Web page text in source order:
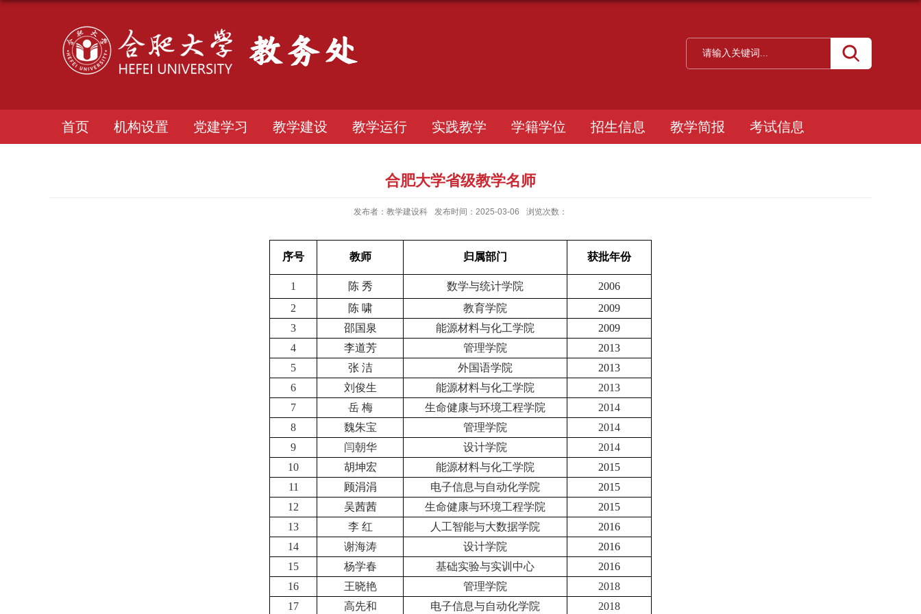
首页 机构设置 党建学习 教学建设 教学运行 实践教学 学籍学位 招生信息 教学简报 考试信息
合肥大学省级教学名师
发布者：教学建设科 发布时间：2025-03-06 浏览次数：
序号 教师 归属部门 获批年份
1 陈 秀 数学与统计学院
2006
2
陈 啸 教育学院
2009
3
邵国泉 能源材料与化工学院
2009
4
李道芳 管理学院
2013
5
张 洁 外国语学院
2013
6
刘俊生 能源材料与化工学院
2013
7
岳 梅 生命健康与环境工程学院
2014
8
魏朱宝 管理学院
2014
9
闫朝华 设计学院
2014
10
胡坤宏 能源材料与化工学院
2015
11
顾涓涓 电子信息与自动化学院
2015
12
吴茜茜 生命健康与环境工程学院
2015
13
李 红 人工智能与大数据学院
2016
14
谢海涛 设计学院
2016
15
杨学春 基础实验与实训中心
2016
16
王晓艳 管理学院
2018
17
高先和 电子信息与自动化学院
2018